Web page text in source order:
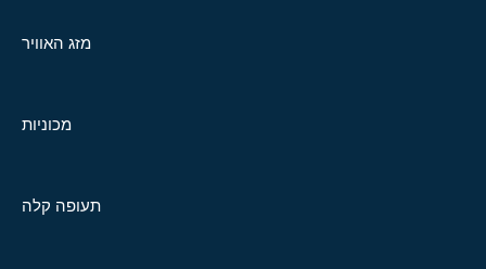
מזג האוויר
מכוניות
תעופה קלה